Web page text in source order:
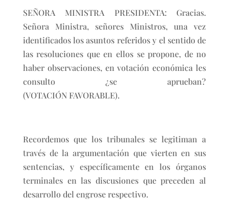
SEÑORA MINISTRA PRESIDENTA: Gracias.
Señora Ministra, señores Ministros, una vez
identificados los asuntos referidos y el sentido de
las resoluciones que en ellos se propone, de no
haber observaciones, en votación económica les
consulto ¿se aprueban?
(VOTACIÓN FAVORABLE).
Recordemos que los tribunales se legitiman a
través de la argumentación que vierten en sus
sentencias, y específicamente en los órganos
terminales en las discusiones que preceden al
desarrollo del engrose respectivo.